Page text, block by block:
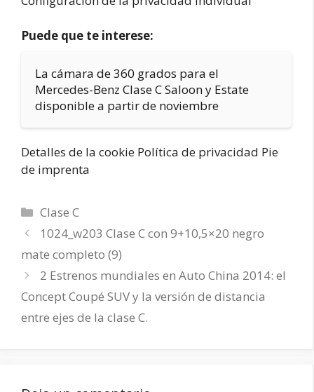
Puede que te interese:
La cámara de 360 grados para el
Mercedes-Benz Clase C Saloon y Estate
disponible a partir de noviembre
Detalles de la cookie Política de privacidad Pie
de imprenta
Categorías
Clase C
1024_w203 Clase C con 9+10,5×20 negro
mate completo (9)
2 Estrenos mundiales en Auto China 2014: el
Concept Coupé SUV y la versión de distancia
entre ejes de la clase C.